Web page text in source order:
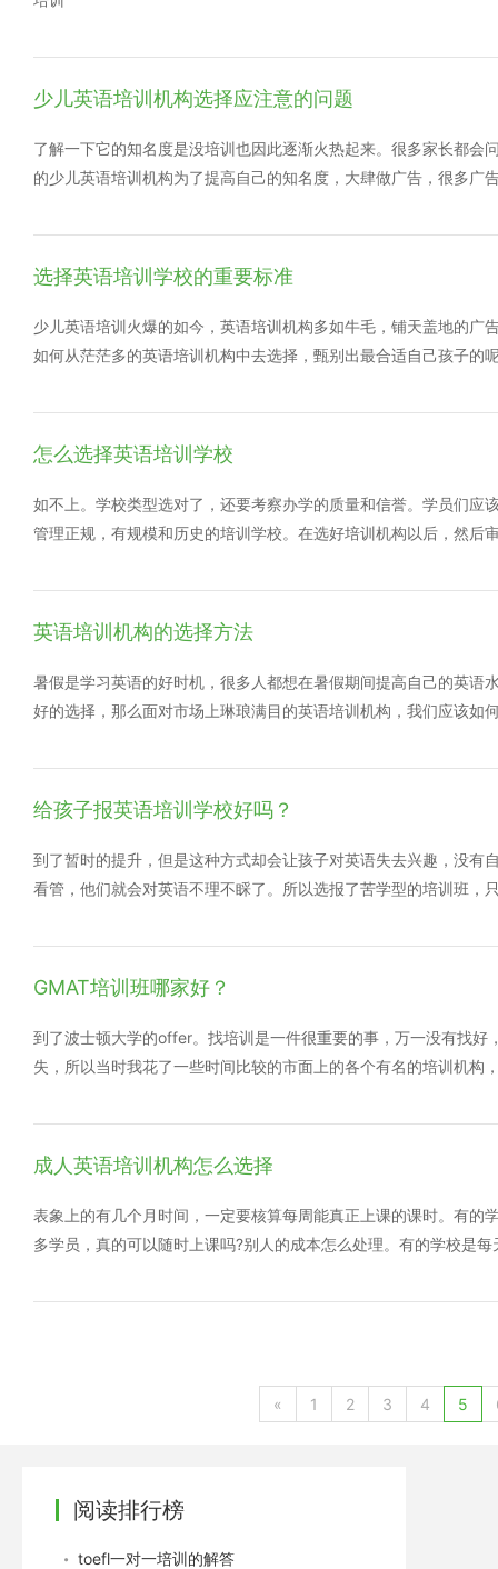
少儿英语培训机构选择应注意的问题
了解一下它的知名度是没培训也因此逐渐火热起来。很多家
的少儿英语培训机构为了提高自己的知名度，大肆做广告，很多广
段好，交通也方便。这样一来，会给学生节省很多的时间和
都是不吝啬的，一定会有免费的试听课。在选择少儿英语培训
分享的少儿英语培训哪个最好的内容分享，建议大家要选择各个
迎关注沪江网，小编会持续为大家更新。
选择英语培训学校的重要标准
少儿英语培训火爆的如今，英语培训机构多如牛毛，铺天盖地的广
如何从茫茫多的英语培训机构中去选择，甄别出最合适自己孩子的
道，会让孩子越加的不敢发言，从而没有兴趣学习英语，白培训火
小小的少儿英语培训花了钱，还没有效果。前期应考虑中教，让
小技巧的时候，孩子更容易理解，家长也能够及时和中教孩子的
满兴趣，在考虑外教。 2、教学的师资实力 首先，英语培训机构
师需要时间；其次，老师的英语水平，这个如何鉴定呢，如果你懂
道什么是思维导图，但是从开始听到听完，能听出来有点意思。 3
争。 4、学习英语的目的 培养孩子学习英语的兴趣和应用能力，
这样对孩子以后学习英语才能有更好的帮助。
怎么选择英语培训学校
如不上。学校类型选对了，还要考察办学的质量和信誉。学员们应
管理正规，有规模和历史的培训学校。在选好培训机构以后，然后
说，培养兴趣，获取语感，形成规范的语音语调，养成大胆开口讲
学习口语，最忌拔苗助长。事实上，中国缺少以英语为第二语言
能力训练外，无任何捷径可走。当然教学得法，效率会高很多。
学。课堂不仅满足了视觉要求，激发兴趣，而且能培养其观察能
语的学习环境给学员提供了充分的活动和交流的机会。学员间的互
英语培训机构的选择方法
暑假是学习英语的好时机，很多人都想在暑假期间提高自己的英语
好的选择，那么面对市场上琳琅满目的英语培训机构，我们应该
素。我想大多数人都培训是以零碎时间学习英语为主吧，真正全
训班必须是能够自由安排上课时间或者周末开课。 其次，就是授
不齐，假如是大班授课，效果势必不会很理想;小班也是有4-5人
的授课模式，非外教一对一教学不可了，当然，0基础的童鞋还
一大重点。 在我学习之前，我首先弄懂一个问题：就是我为何而
师资了。有个专业的老师引导，效果也差不到哪去吧。 最后，要
个大平台，想要学会如何选择一个好的培训机构，仅仅只需要在
到想学英语而又不知道哪个英语培训好的人。
给孩子报英语培训学校好吗？
到了暂时的提升，但是这种方式却会让孩子对英语失去兴趣，没有
看管，他们就会对英语不理不睬了。所以选报了苦学型的培训
且上课也是以游戏和活动为主。上课时间短，不会让孩子感觉到疲
地提升，就连性格都变得更加开朗了。这样的培训班家长为什么
学好英语，但是不培训要让孩子失去快乐。 给孩子报英语
孩子选报英语班之时，一定要寻找一家快乐学习型的，因为这
费试听的课程。沪江英语免费试听外教口语课，面对面与外教
抑的心情。 4，最重要的一点就是要尊重孩子的意见，因为毕竟
GMAT培训班哪家好？
到了波士顿大学的offer。找培训是一件很重要的事，万一没有找
失，所以当时我花了一些时间比较的市面上的各个有名的培训机构
分学生来说，自己在家做题往往得不到好的效果。找一个合适自己
友这一类的精品式教学，毕竟交了这么多钱看中的还是一个教学
个培训机构都有他所服务的宗旨，沪江网校在全心全意为考生服
识的同时，也掌握各种实践能力。
成人英语培训机构怎么选择
表象上的有几个月时间，一定要核算每周能真正上课的课时。有的
多学员，真的可以随时上课吗?别人的成本怎么处理。有的学校是
功能你用过吗?你买这个相机究培训，或者想学英语，或者已经找
« 1 2 3 4 5
阅读排行榜
toefl一对一培训的解答